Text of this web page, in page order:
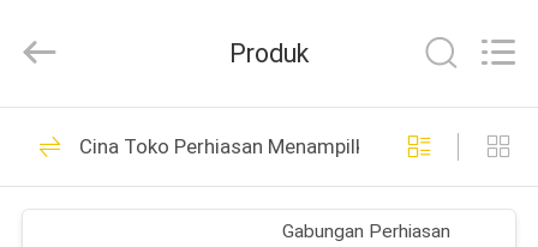
RUMAH
PRODUK
Shelves
Co.,Ltd.
Reserved.
Rak Tampilan Toko
41
Produk
Cina Toko Perhiasan Menampilkan
Gabungan Perhiasan